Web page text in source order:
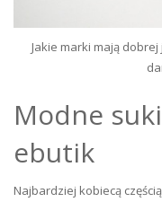
Jakie marki mają
Modne
ebutik
Najbardziej kobiecą